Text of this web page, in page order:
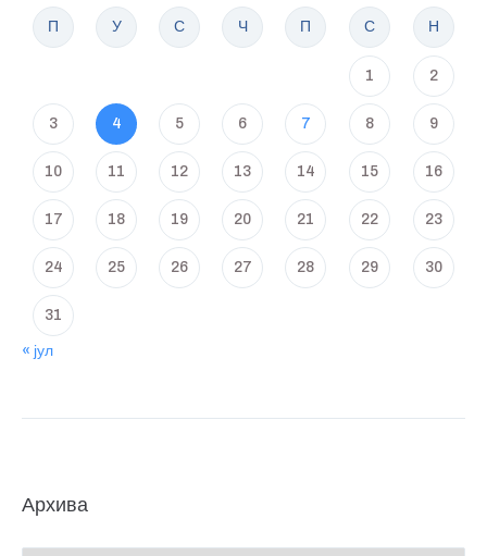
П У С Ч П С Н
1 2
3 4 5 6 7 8 9
10 11 12 13 14 15 16
17 18 19 20 21 22 23
24 25 26 27 28 29 30
31
« јул
Архива